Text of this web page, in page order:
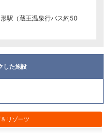
リゾーツ
駅（蔵王温泉行バス約50
した施設